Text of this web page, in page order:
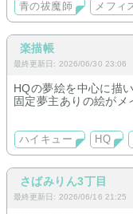
夢小説のみ
ズ）
・寺月恭一郎（ブギー
・イグニス（ff15）
・メフィスト・フェレ
・ナポレオン（FGO）
・柳生但馬守宗矩（
夢絵／ファンアート寄
・ドラニコフ
・カラスバ（ポケモ
カ）
青の祓魔師
メフィ
楽描帳
最終更新日: 2026/06/30 23:06
HQの夢絵を中心に描い
固定夢主ありの絵がメ
ハイキュー HQ
さばみりん3丁目
最終更新日: 2026/06/16 21:25